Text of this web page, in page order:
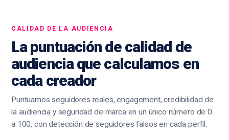
CALIDAD DE LA AUDIENCIA
La puntuación de calidad de
audiencia que calculamos en
cada creador
Puntuamos seguidores reales, engagement, credibilidad de
la audiencia y seguridad de marca en un único número de 0
a 100, con detección de seguidores falsos en cada perfil.